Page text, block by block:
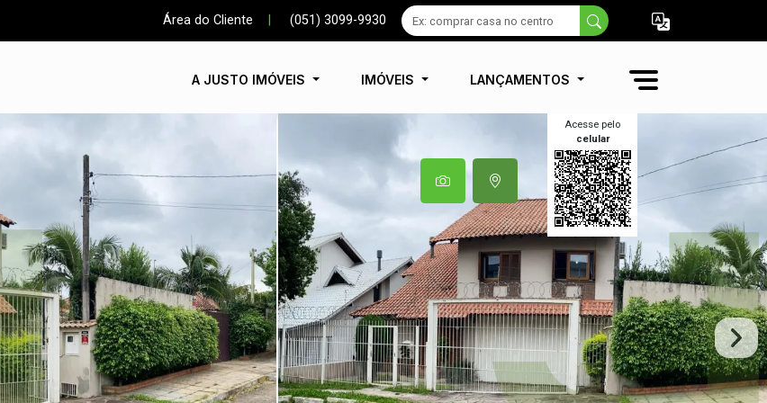
Área do Cliente (051) 3099-9930
A JUSTO IMÓVEIS IMÓVEIS LANÇAMENTOS
Acesse pelo
celular